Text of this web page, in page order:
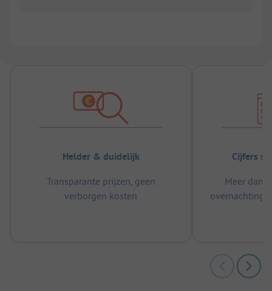
Helder & duidelijk
Transparante prijzen, geen
verborgen kosten
Cijfers
Meer dan